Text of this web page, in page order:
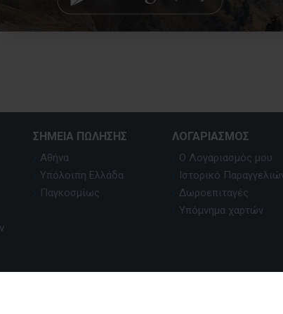
ΣΗΜΕΊΑ ΠΏΛΗΣΗΣ
Αθήνα
Υπόλοιπη Ελλάδα
Παγκοσμίως
ΛΟΓΑΡΙΑΣΜΌΣ
Ο Λογαριασμός μου
Ιστορικό
Δωροεπιταγές
Υπόμνημα χαρτών